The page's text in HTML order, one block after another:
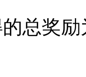
总奖